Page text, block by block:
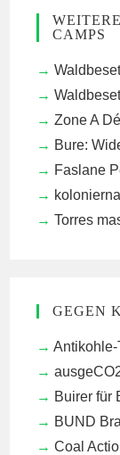
CAMPS
Zone A
Bure:
Faslane
Torres
GEGEN
Antikohle-
Buirer für
BUND
Coal